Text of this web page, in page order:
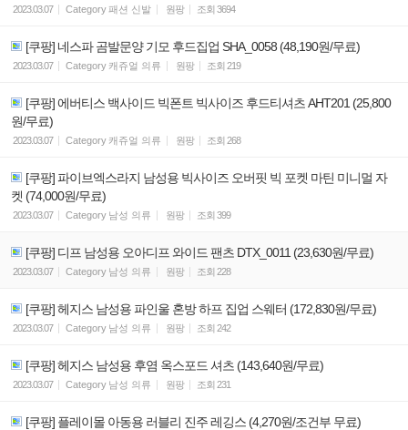
2023.03.07 Category패션 신발 원팡 조회 3694
[쿠팡] 네스파 곰발문양 기모 후드집업 SHA_0058 (48,190원/무료)
2023.03.07 Category 캐쥬얼 의류 원팡 조회 219
[쿠팡] 에버티스 백사이드 빅폰트 빅사이즈 후드티셔츠 AHT201 (25,800
원/무료)
2023.03.07 Category 캐쥬얼 의류 원팡 조회 268
[쿠팡] 파이브엑스라지 남성용 빅사이즈 오버핏 빅 포켓 마틴 미니멀 자
켓 (74,000원/무료)
2023.03.07 Category 남성 의류 원팡 조회 399
[쿠팡] 디프 남성용 오아디프 와이드 팬츠 DTX_0011 (23,630원/무료)
2023.03.07 Category 남성 의류 원팡 조회 228
[쿠팡] 헤지스 남성용 파인울 혼방 하프 집업 스웨터 (172,830원/무료)
2023.03.07 Category 남성 의류 원팡 조회 242
[쿠팡] 헤지스 남성용 후염 옥스포드 셔츠 (143,640원/무료)
2023.03.07 Category 남성 의류 원팡 조회 231
[쿠팡] 플레이몰 아동용 러블리 진주 레깅스 (4,270원/조건부 무료)